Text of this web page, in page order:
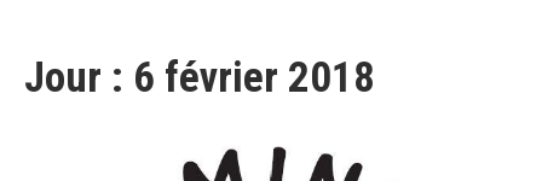
Jour : 6 février 2018